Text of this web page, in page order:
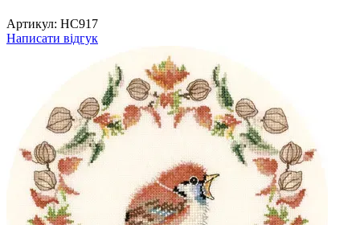
Артикул: HC917
Написати відгук